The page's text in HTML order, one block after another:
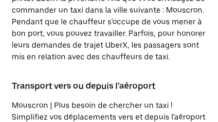
commander un taxi dans la ville suivante : Mouscron.
Pendant que le chauffeur s'occupe de vous mener à
bon port, vous pouvez travailler. Parfois, pour honorer
leurs demandes de trajet UberX, les passagers sont
mis en relation avec des chauffeurs de taxi.
Transport vers ou depuis l'aéroport
Mouscron | Plus besoin de chercher un taxi !
Simplifiez vos déplacements vers et depuis l'aéroport